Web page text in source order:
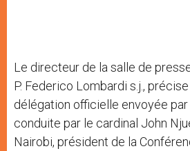
Le directeur de la salle de
P. Federico Lombardi s.j.,
délégation officielle envoyée
conduite par le cardinal John
Nairobi, président de la